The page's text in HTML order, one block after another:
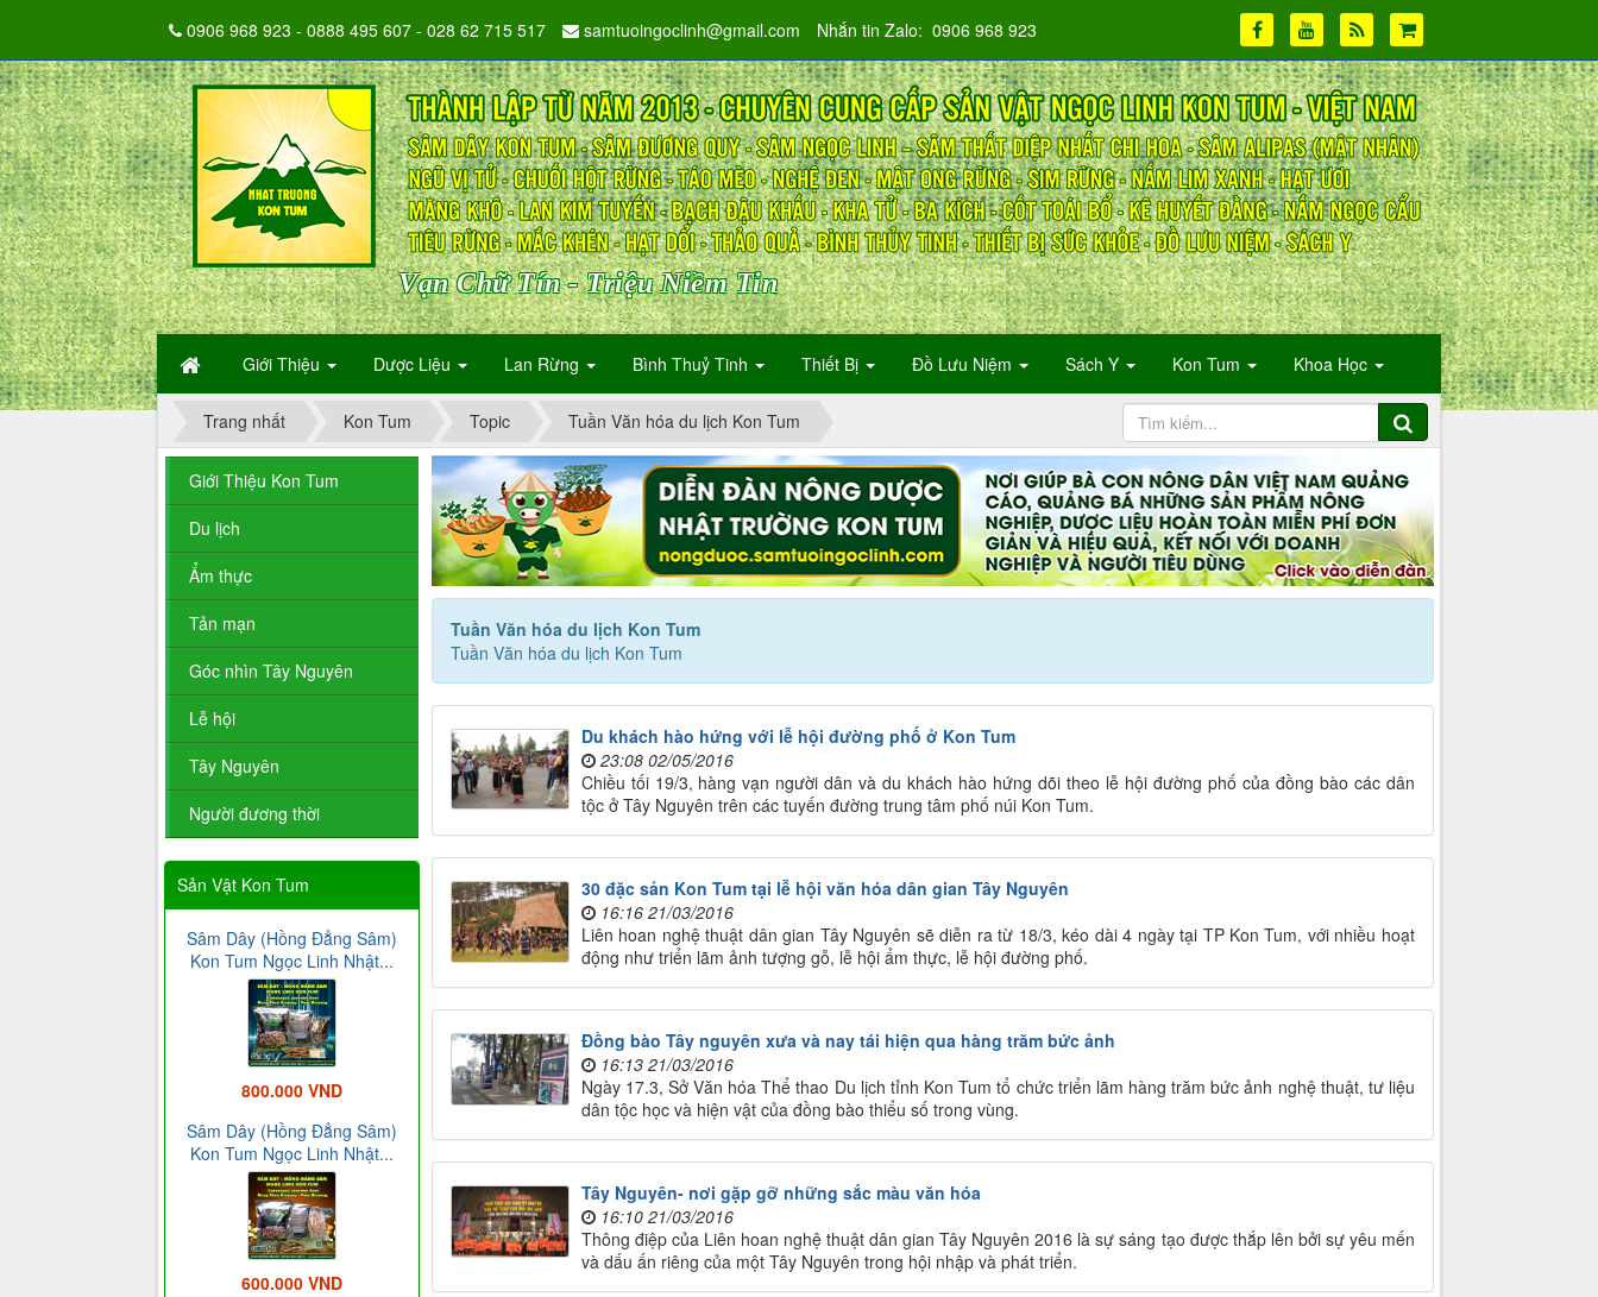
Vạn Chữ Tín - Triệu Niềm Tin
Giới Thiệu Dược Liệu Lan Rừng Bình Thuỷ Tinh Thiết Bị Đồ Lưu Niệm Sách Y Kon Tum Khoa Học
0906 968 923 - 0888 495 607 - 028 62 715 517 samtuoingoclinh@gmail.com Nhắn tin Zalo: 0906 968 923
Trang nhất Kon Tum Topic Tuần Văn hóa du lịch Kon Tum
Tuần Văn hóa du lịch Kon Tum
Tuần Văn hóa du lịch Kon Tum
Du khách hào hứng với lễ hội đường phố ở Kon Tum
23:08 02/05/2016
Chiều tối 19/3, hàng vạn người dân và du khách hào hứng dõi theo lễ hội đường phố của đồng bào các dân
tộc ở Tây Nguyên trên các tuyến đường trung tâm phố núi Kon Tum.
30 đặc sản Kon Tum tại lễ hội văn hóa dân gian Tây Nguyên
16:16 21/03/2016
Liên hoan nghệ thuật dân gian Tây Nguyên sẽ diễn ra từ 18/3, kéo dài 4 ngày tại TP Kon Tum, với nhiều hoạt
động như triển lãm ảnh tượng gỗ, lễ hội ẩm thực, lễ hội đường phố.
Đồng bào Tây nguyên xưa và nay tái hiện qua hàng trăm bức ảnh
16:13 21/03/2016
Ngày 17.3, Sở Văn hóa Thể thao Du lịch tỉnh Kon Tum tổ chức triển lãm hàng trăm bức ảnh nghệ thuật, tư liệu
dân tộc học và hiện vật của đồng bào thiểu số trong vùng.
Tây Nguyên- nơi gặp gỡ những sắc màu văn hóa
16:10 21/03/2016
Thông điệp của Liên hoan nghệ thuật dân gian Tây Nguyên 2016 là sự sáng tạo được thắp lên bởi sự yêu mến
và dấu ấn riêng của một Tây Nguyên trong hội nhập và phát triển.
Giới Thiệu Kon Tum
Du lịch
Ẩm thực
Tản mạn
Góc nhìn Tây Nguyên
Lễ hội
Tây Nguyên
Người đương thời
Sản Vật Kon Tum
Sâm Dây (Hồng Đẳng Sâm)
Kon Tum Ngọc Linh Nhật...
800.000 VND
Sâm Dây (Hồng Đẳng Sâm)
Kon Tum Ngọc Linh Nhật...
600.000 VND